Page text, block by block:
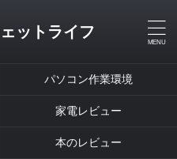
ットライフ
パソコン作業環境
家電レビュー
本のレビュー